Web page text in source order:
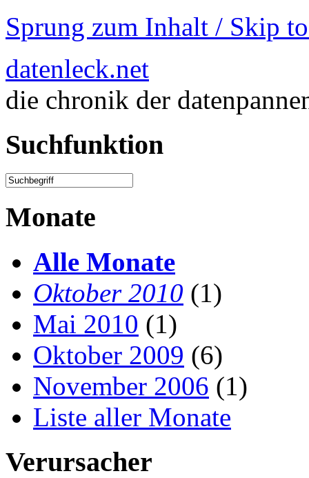
Sprung zum Inhalt / Skip
datenleck.net
die chronik der
Suchfunktion
Monate
Alle Monate
Oktober 2010 (1)
Mai 2010 (1)
Oktober 2009 (6)
November 2006 (1)
Liste aller Monate
Verursacher